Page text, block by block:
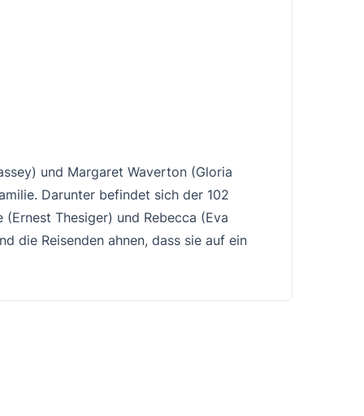
und Margaret Waverton (Gloria
Darunter befindet sich der 102
Thesiger) und Rebecca (Eva
die Reisenden ahnen, dass sie auf ein